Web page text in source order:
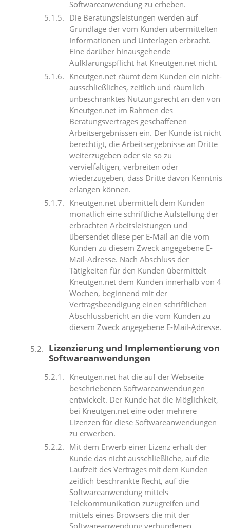
Softwareanwendung zu erheben.
Die Beratungsleistungen werden auf
Grundlage der vom Kunden übermittelten
Informationen und Unterlagen erbracht.
Eine darüber hinausgehende
Aufklärungspflicht hat Kneutgen.net nicht.
Kneutgen.net räumt dem Kunden ein nicht-
ausschließliches, zeitlich und räumlich
unbeschränktes Nutzungsrecht an den von
Kneutgen.net im Rahmen des
Beratungsvertrages geschaffenen
Arbeitsergebnissen ein. Der Kunde ist nicht
berechtigt, die Arbeitsergebnisse an Dritte
weiterzugeben oder sie so zu
vervielfältigen, verbreiten oder
wiederzugeben, dass Dritte davon Kenntnis
erlangen können.
Kneutgen.net übermittelt dem Kunden
monatlich eine schriftliche Aufstellung der
erbrachten Arbeitsleistungen und
übersendet diese per E-Mail an die vom
Kunden zu diesem Zweck angegebene E-
Mail-Adresse. Nach Abschluss der
Tätigkeiten für den Kunden übermittelt
Kneutgen.net dem Kunden innerhalb von 4
Wochen, beginnend mit der
Vertragsbeendigung einen schriftlichen
Abschlussbericht an die vom Kunden zu
diesem Zweck angegebene E-Mail-Adresse.
Lizenzierung und Implementierung von
Softwareanwendungen
Kneutgen.net hat die auf der Webseite
beschriebenen Softwareanwendungen
entwickelt. Der Kunde hat die Möglichkeit,
bei Kneutgen.net eine oder mehrere
Lizenzen für diese Softwareanwendungen
zu erwerben.
Mit dem Erwerb einer Lizenz erhält der
Kunde das nicht ausschließliche, auf die
Laufzeit des Vertrages mit dem Kunden
zeitlich beschränkte Recht, auf die
Softwareanwendung mittels
Telekommunikation zuzugreifen und
mittels eines Browsers die mit der
Softwareanwendung verbundenen